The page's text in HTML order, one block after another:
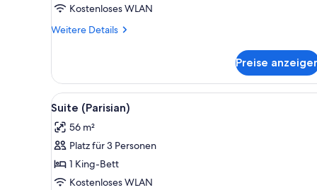
View)
anzeigen
Kostenloses WLAN
Weitere Details
Weitere
Zimmer,
Balkon
(Eiffel
Preise
Alle
Fotos
für
Suite
(Parisian)
anzeigen
Ein modernes Hotelzimmer
5
Suite (Parisian)
56 m²
Platz für 3 Personen
1 King-Bett
Kostenloses WLAN